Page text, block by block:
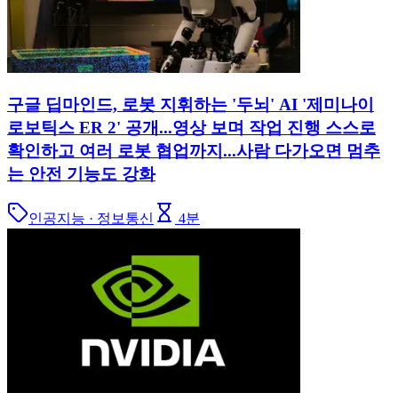
구글 딥마인드, 로봇 지휘하는 '두뇌' AI '제미나이
로보틱스 ER 2' 공개...영상 보며 작업 진행 스스로
확인하고 여러 로봇 협업까지...사람 다가오면 멈추
는 안전 기능도 강화
인공지능 · 정보통신 4분